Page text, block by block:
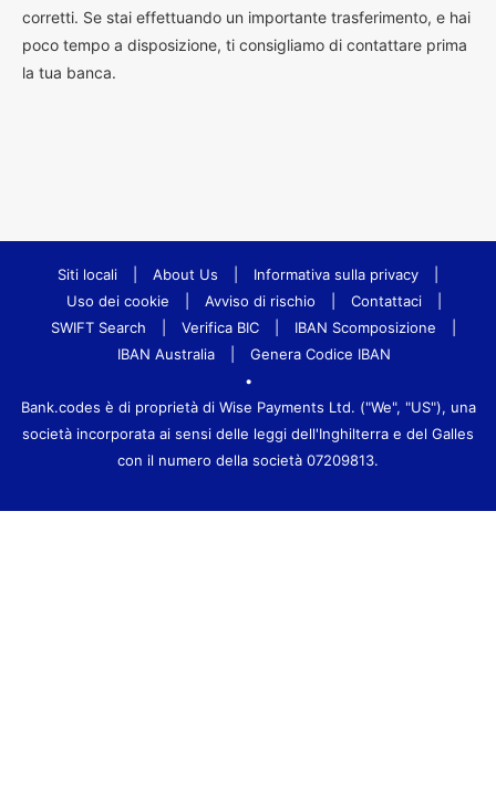
corretti. Se stai effettuando un importante trasferimento, e hai
poco tempo a disposizione, ti consigliamo di contattare prima
la tua banca.
Siti locali About Us Informativa sulla privacy
Uso dei cookie
Avviso di rischio Contattaci
SWIFT Search
Verifica BIC IBAN Scomposizione
IBAN Australia
Genera Codice IBAN
•
Bank.codes è di proprietà di Wise Payments Ltd. ("We", "US"), una
società incorporata ai sensi delle leggi dell'Inghilterra e del Galles
con il numero della società 07209813.